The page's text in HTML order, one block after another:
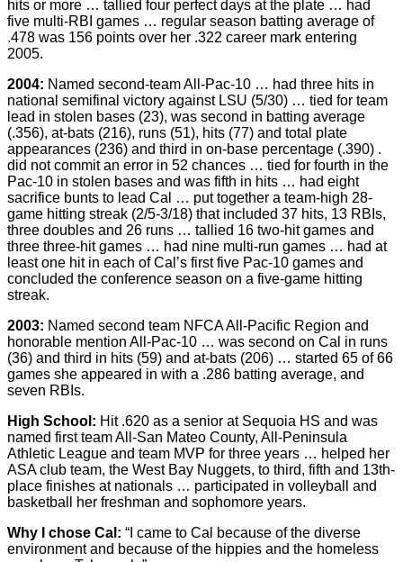
hits or more … tallied four perfect days at the plate … had
five multi-RBI games … regular season batting average of
.478 was 156 points over her .322 career mark entering
2005.
2004: Named second-team All-Pac-10 … had three hits in
national semifinal victory against LSU (5/30) … tied for team
lead in stolen bases (23), was second in batting average
(.356), at-bats (216), runs (51), hits (77) and total plate
appearances (236) and third in on-base percentage (.390) .
did not commit an error in 52 chances … tied for fourth in the
Pac-10 in stolen bases and was fifth in hits … had eight
sacrifice bunts to lead Cal … put together a team-high 28-
game hitting streak (2/5-3/18) that included 37 hits, 13 RBIs,
three doubles and 26 runs … tallied 16 two-hit games and
three three-hit games … had nine multi-run games … had at
least one hit in each of Cal’s first five Pac-10 games and
concluded the conference season on a five-game hitting
streak.
2003: Named second team NFCA All-Pacific Region and
honorable mention All-Pac-10 … was second on Cal in runs
(36) and third in hits (59) and at-bats (206) … started 65 of 66
games she appeared in with a .286 batting average, and
seven RBIs.
High School: Hit .620 as a senior at Sequoia HS and was
named first team All-San Mateo County, All-Peninsula
Athletic League and team MVP for three years … helped her
ASA club team, the West Bay Nuggets, to third, fifth and 13th-
place finishes at nationals … participated in volleyball and
basketball her freshman and sophomore years.
Why I chose Cal: “I came to Cal because of the diverse
environment and because of the hippies and the homeless